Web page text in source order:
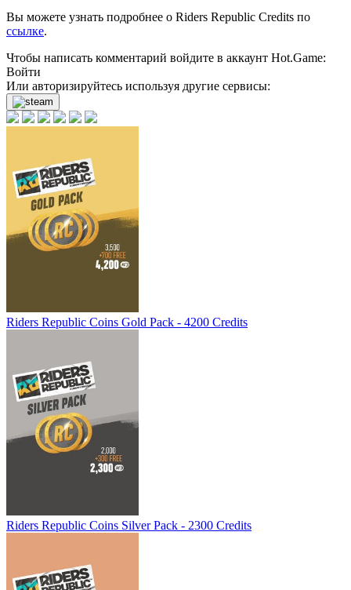
Вы можете узнать подробнее о Riders Republic Credits по
ссылке.
Чтобы написать комментарий войдите в аккаунт Hot.Game:
Войти
Или авторизируйтесь используя другие сервисы:
Riders Republic Coins Gold Pack - 4200 Credits
Riders Republic Coins Silver Pack - 2300 Credits